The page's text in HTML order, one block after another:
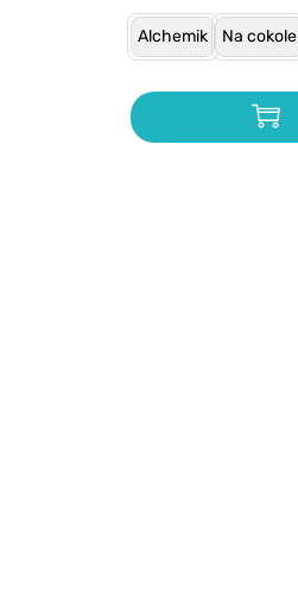
Alchemik Na cokole